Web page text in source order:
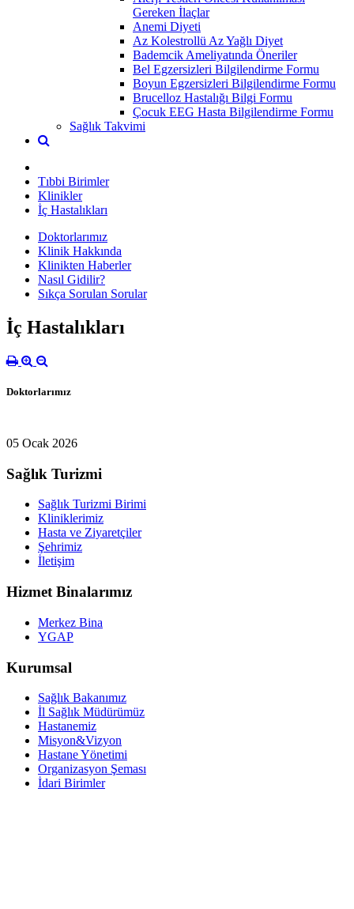
Gereken İlaçlar
Anemi Diyeti
Az Kolestrollü Az Yağlı Diyet
Bademcik Ameliyatında Öneriler
Bel Egzersizleri Bilgilendirme Formu
Boyun Egzersizleri Bilgilendirme Formu
Brucelloz Hastalığı Bilgi Formu
Çocuk EEG Hasta Bilgilendirme Formu
Sağlık Takvimi
Tıbbi Birimler
Klinikler
İç Hastalıkları
Doktorlarımız
Klinik Hakkında
Klinikten Haberler
Nasıl Gidilir?
Sıkça Sorulan Sorular
İç Hastalıkları
Doktorlarımız
05 Ocak 2026
Sağlık Turizmi
Sağlık Turizmi Birimi
Kliniklerimiz
Hasta ve Ziyaretçiler
Şehrimiz
İletişim
Hizmet Binalarımız
Merkez Bina
YGAP
Kurumsal
Sağlık Bakanımız
İl Sağlık Müdürümüz
Hastanemiz
Misyon&Vizyon
Hastane Yönetimi
Organizasyon Şeması
İdari Birimler